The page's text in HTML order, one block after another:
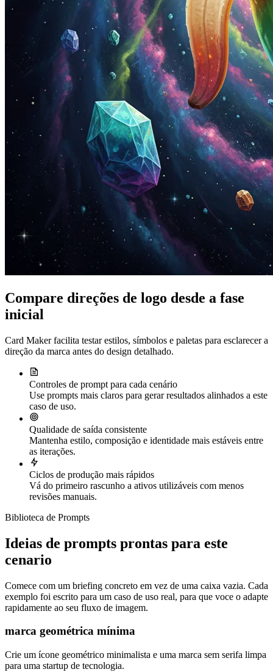
Compare direções de logo desde a fase
inicial
Card Maker facilita testar estilos, símbolos e paletas para esclarecer a
direção da marca antes do design detalhado.
Controles de prompt para cada cenário
Use prompts mais claros para gerar resultados alinhados a este
caso de uso.
Qualidade de saída consistente
Mantenha estilo, composição e identidade mais estáveis entre
as iterações.
Ciclos de produção mais rápidos
Vá do primeiro rascunho a ativos utilizáveis com menos
revisões manuais.
Biblioteca de Prompts
Ideias de prompts prontas para este
cenario
Comece com um briefing concreto em vez de uma caixa vazia. Cada
exemplo foi escrito para um caso de uso real, para que voce o adapte
rapidamente ao seu fluxo de imagem.
marca geométrica mínima
Crie um ícone geométrico minimalista e uma marca sem serifa limpa
para uma startup de tecnologia.